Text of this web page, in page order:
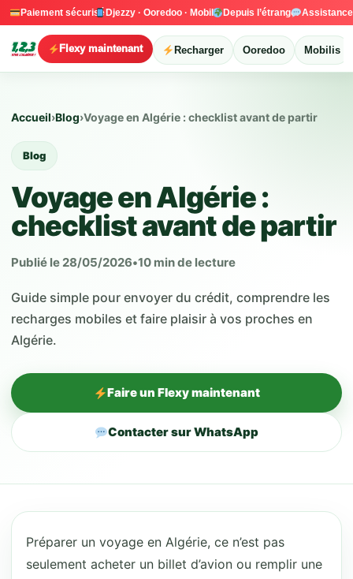
Paiement sécurisé Djezzy · Ooredoo · Mobilis Depuis l’étranger
Recharger Ooredoo Mobilis
Flexy maintenant
Accueil›Blog›Voyage en Algérie : checklist avant de partir
Blog
Voyage en Algérie :
checklist avant de partir
Publié le 28/05/2026•10 min de lecture
Guide simple pour envoyer du crédit, comprendre les
recharges mobiles et faire plaisir à vos proches en
Algérie.
Faire un Flexy maintenant
Contacter sur WhatsApp
Préparer un voyage en Algérie, ce n’est pas
seulement acheter un billet d’avion ou remplir une